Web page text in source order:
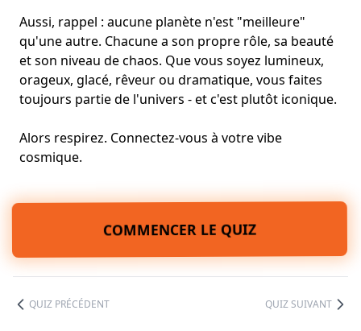
Aussi, rappel : aucune planète n'est "meilleure"
qu'une autre. Chacune a son propre rôle, sa beauté
et son niveau de chaos. Que vous soyez lumineux,
orageux, glacé, rêveur ou dramatique, vous faites
toujours partie de l'univers - et c'est plutôt iconique.
Alors respirez. Connectez-vous à votre vibe
cosmique.
COMMENCER LE QUIZ
QUIZ PRÉCÉDENT QUIZ SUIVANT